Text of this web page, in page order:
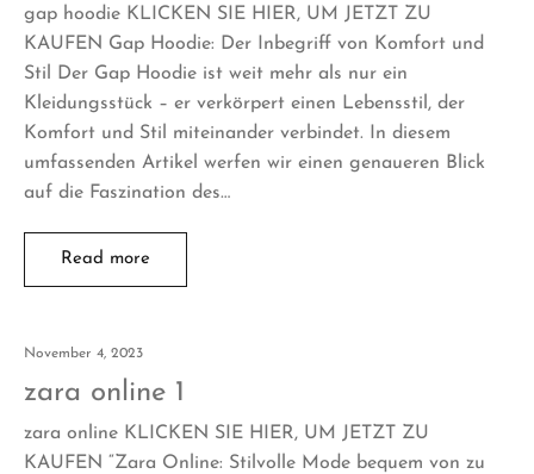
gap hoodie KLICKEN SIE HIER, UM JETZT ZU
KAUFEN Gap Hoodie: Der Inbegriff von Komfort und
Stil Der Gap Hoodie ist weit mehr als nur ein
Kleidungsstück – er verkörpert einen Lebensstil, der
Komfort und Stil miteinander verbindet. In diesem
umfassenden Artikel werfen wir einen genaueren Blick
auf die Faszination des…
Read more
November 4, 2023
zara online 1
zara online KLICKEN SIE HIER, UM JETZT ZU
KAUFEN “Zara Online: Stilvolle Mode bequem von zu